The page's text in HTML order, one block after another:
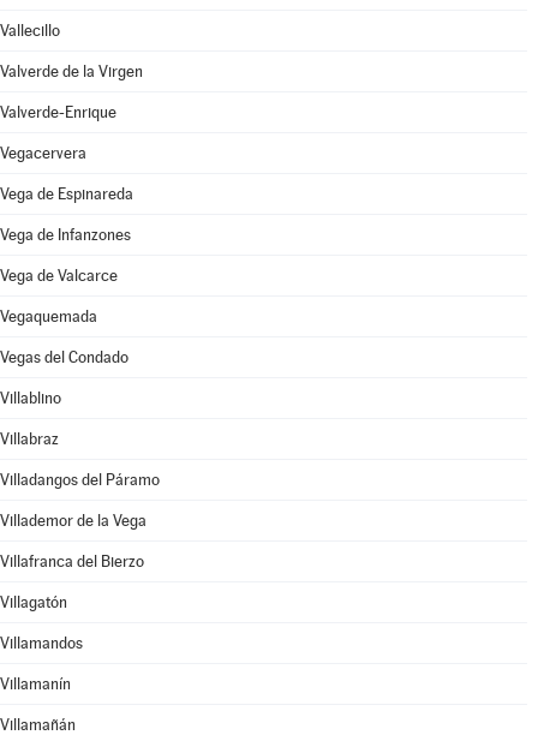
Vallecillo
Valverde de la Virgen
Valverde-Enrique
Vegacervera
Vega de Espinareda
Vega de Infanzones
Vega de Valcarce
Vegaquemada
Vegas del Condado
Villablino
Villabraz
Villadangos del Páramo
Villademor de la Vega
Villafranca del Bierzo
Villagatón
Villamandos
Villamanín
Villamañán